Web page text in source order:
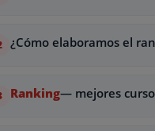
¿Cómo elaboramos el
Ranking— mejores